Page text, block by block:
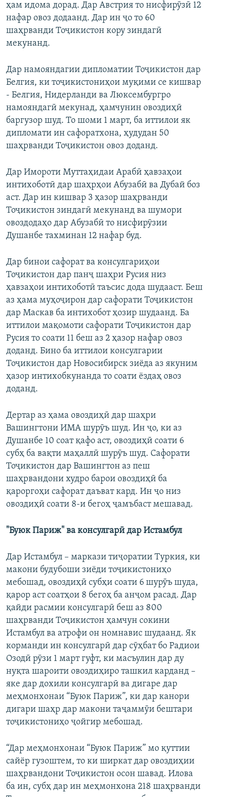
ҳам идома дорад. Дар Австрия то нисфирӯзӣ 12
нафар овоз додаанд. Дар ин ҷо то 60
шаҳрванди Тоҷикистон кору зиндагӣ
мекунанд.
Дар намояндагии дипломатии Тоҷикистон дар
Белгия, ки тоҷикистониҳои муқими се кишвар
- Белгия, Нидерланди ва Люксембургро
намояндагӣ мекунад, ҳамчунин овоздиҳӣ
баргузор шуд. То шоми 1 март, ба иттилои як
дипломати ин сафоратхона, ҳудудан 50
шаҳрванди Тоҷикистон овоз доданд.
Дар Имороти Муттаҳидаи Арабӣ ҳавзаҳои
интихоботӣ дар шаҳрҳои Абузабӣ ва Дубай боз
аст. Дар ин кишвар 3 ҳазор шаҳрванди
Тоҷикистон зиндагӣ мекунанд ва шумори
овоздодаҳо дар Абузабӣ то нисфирӯзии
Душанбе тахминан 12 нафар буд.
Дар бинои сафорат ва консулгариҳои
Тоҷикистон дар панҷ шаҳри Русия низ
ҳавзаҳои интихоботӣ таъсис дода шудааст. Беш
аз ҳама муҳоҷирон дар сафорати Тоҷикистон
дар Маскав ба интихобот ҳозир шудаанд. Ба
иттилои мақомоти сафорати Тоҷикистон дар
Русия то соати 11 беш аз 2 ҳазор нафар овоз
доданд. Бино ба иттилои консулгарии
Тоҷикистон дар Новосибирск зиёда аз якуним
ҳазор интихобкунанда то соати ёздаҳ овоз
доданд.
Дертар аз ҳама овоздиҳӣ дар шаҳри
Вашингтони ИМА шурӯъ шуд. Ин ҷо, ки аз
Душанбе 10 соат қафо аст, овоздиҳӣ соати 6
субҳ ба вақти маҳаллӣ шурӯъ шуд. Сафорати
Тоҷикистон дар Вашингтон аз пеш
шаҳрвандони худро барои овоздиҳӣ ба
қароргоҳи сафорат даъват кард. Ин ҷо низ
овоздиҳӣ соати 8-и бегоҳ ҷамъбаст мешавад.
"Буюк Париж" ва консулгарӣ дар Истамбул
Дар Истамбул – маркази тиҷоратии Туркия, ки
макони будубоши зиёди тоҷикистониҳо
мебошад, овоздиҳӣ субҳи соати 6 шурӯъ шуда,
қарор аст соатҳои 8 бегоҳ ба анҷом расад. Дар
қайди расмии консулгарӣ беш аз 800
шаҳрванди Тоҷикистон ҳамчун сокини
Истамбул ва атрофи он номнавис шудаанд. Як
корманди ин консулгарӣ дар сӯҳбат бо Радиои
Озодӣ рӯзи 1 март гуфт, ки масъулин дар ду
нуқта шароити овоздиҳиро ташкил карданд –
яке дар дохили консулгарӣ ва дигаре дар
меҳмонхонаи “Буюк Париж”, ки дар канори
дигари шаҳр дар макони таҷаммӯи бештари
тоҷикистониҳо ҷойгир мебошад.
“Дар меҳмонхонаи “Буюк Париж” мо қуттии
сайёр гузоштем, то ки ширкат дар овоздиҳии
шаҳрвандони Тоҷикистон осон шавад. Илова
ба ин, субҳ дар ин меҳмонхона 218 шаҳрванди